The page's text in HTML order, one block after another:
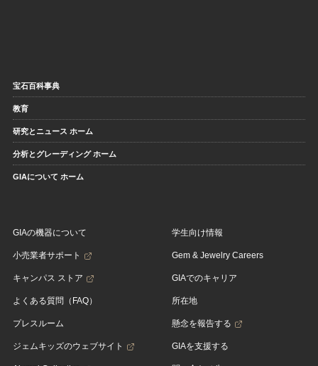
宝石百科事典
教育
研究とニュース ホーム
分析とグレーディング ホーム
GIAについて ホーム
GIAの機器について
小売業者サポート
キャンパス ストア
よくある質問（FAQ）
プレスルーム
ジェムキッズのウェブサイト
学生向け情報
Gem & Jewelry Careers
GIAでのキャリア
所在地
懸念を報告する
GIAを支援する